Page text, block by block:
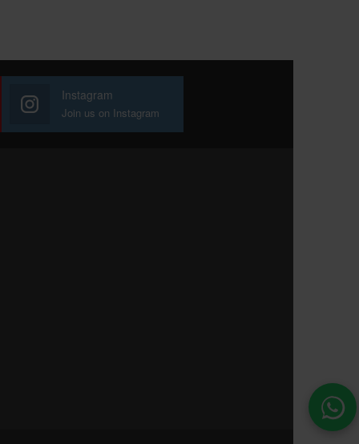
Instagram
Join us on Instagram